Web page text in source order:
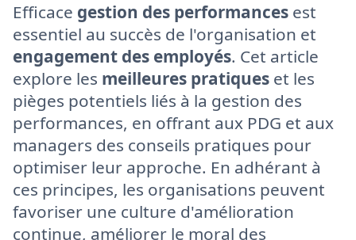
Efficace gestion des performances est
essentiel au succès de l'organisation et
engagement des employés. Cet article
explore les meilleures pratiques et les
pièges potentiels liés à la gestion des
performances, en offrant aux PDG et aux
managers des conseils pratiques pour
optimiser leur approche. En adhérant à
ces principes, les organisations peuvent
favoriser une culture d'amélioration
continue, améliorer le moral des